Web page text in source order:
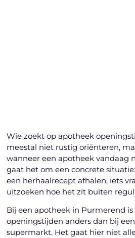
Wie zoekt op apotheek
meestal niet rustig oriënteren,
wanneer een apotheek vandaag
gaat het om een concrete
een herhaalrecept afhalen, iets
uitzoeken hoe het zit buiten
Bij een apotheek in Purmerend is
openingstijden anders dan bij
supermarkt. Het gaat hier niet